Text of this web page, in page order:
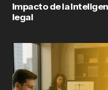
Impacto de la
legal